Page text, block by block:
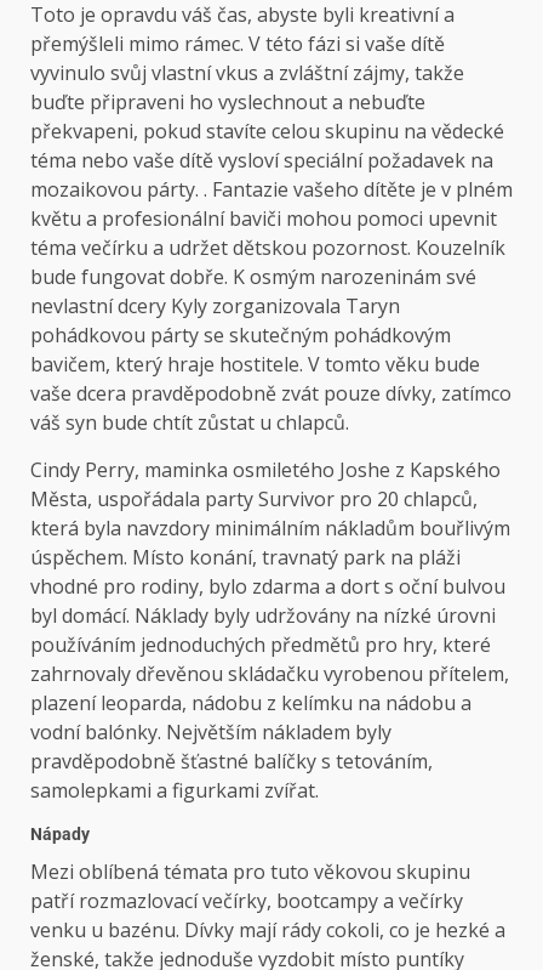
Toto je opravdu váš čas, abyste byli kreativní a
přemýšleli mimo rámec. V této fázi si vaše dítě
vyvinulo svůj vlastní vkus a zvláštní zájmy, takže
buďte připraveni ho vyslechnout a nebuďte
překvapeni, pokud stavíte celou skupinu na vědecké
téma nebo vaše dítě vysloví speciální požadavek na
mozaikovou párty. . Fantazie vašeho dítěte je v plném
květu a profesionální baviči mohou pomoci upevnit
téma večírku a udržet dětskou pozornost. Kouzelník
bude fungovat dobře. K osmým narozeninám své
nevlastní dcery Kyly zorganizovala Taryn
pohádkovou párty se skutečným pohádkovým
bavičem, který hraje hostitele. V tomto věku bude
vaše dcera pravděpodobně zvát pouze dívky, zatímco
váš syn bude chtít zůstat u chlapců.
Cindy Perry, maminka osmiletého Joshe z Kapského
Města, uspořádala party Survivor pro 20 chlapců,
která byla navzdory minimálním nákladům bouřlivým
úspěchem. Místo konání, travnatý park na pláži
vhodné pro rodiny, bylo zdarma a dort s oční bulvou
byl domácí. Náklady byly udržovány na nízké úrovni
používáním jednoduchých předmětů pro hry, které
zahrnovaly dřevěnou skládačku vyrobenou přítelem,
plazení leoparda, nádobu z kelímku na nádobu a
vodní balónky. Největším nákladem byly
pravděpodobně šťastné balíčky s tetováním,
samolepkami a figurkami zvířat.
Nápady
Mezi oblíbená témata pro tuto věkovou skupinu
patří rozmazlovací večírky, bootcampy a večírky
venku u bazénu. Dívky mají rády cokoli, co je hezké a
ženské, takže jednoduše vyzdobit místo puntíky